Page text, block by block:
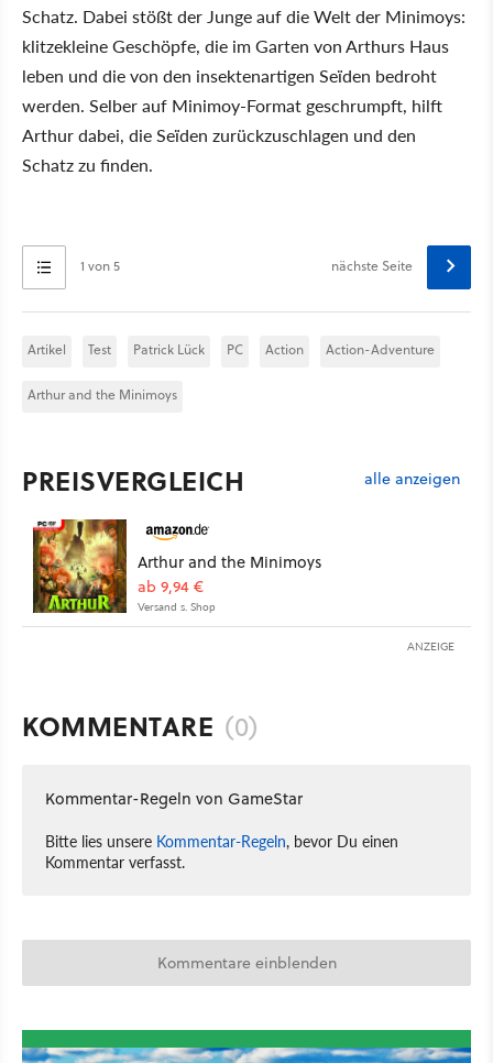
Schatz. Dabei stößt der Junge auf die Welt der Minimoys:
klitzekleine Geschöpfe, die im Garten von Arthurs Haus
leben und die von den insektenartigen Seïden bedroht
werden. Selber auf Minimoy-Format geschrumpft, hilft
Arthur dabei, die Seïden zurückzuschlagen und den
Schatz zu finden.
1 von 5 nächste Seite
Artikel Test Patrick Lück PC Action Action-Adventure
Arthur and the Minimoys
PREISVERGLEICH alle anzeigen
Arthur and the Minimoys
ab 9,94 €
Versand s. Shop
ANZEIGE
KOMMENTARE (0)
Kommentar-Regeln von GameStar
Bitte lies unsere Kommentar-Regeln, bevor Du einen
Kommentar verfasst.
Kommentare einblenden